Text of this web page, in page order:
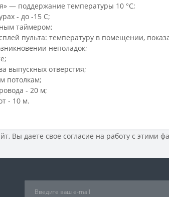
— поддержание температуры 10 °C;
- до -15 С;
таймером;
пульта: температуру в помещении,
неполадок;
выпускных отверстия;
потолкам;
- 20 м;
- 10 м.
Вы даете свое согласие на работу с этими